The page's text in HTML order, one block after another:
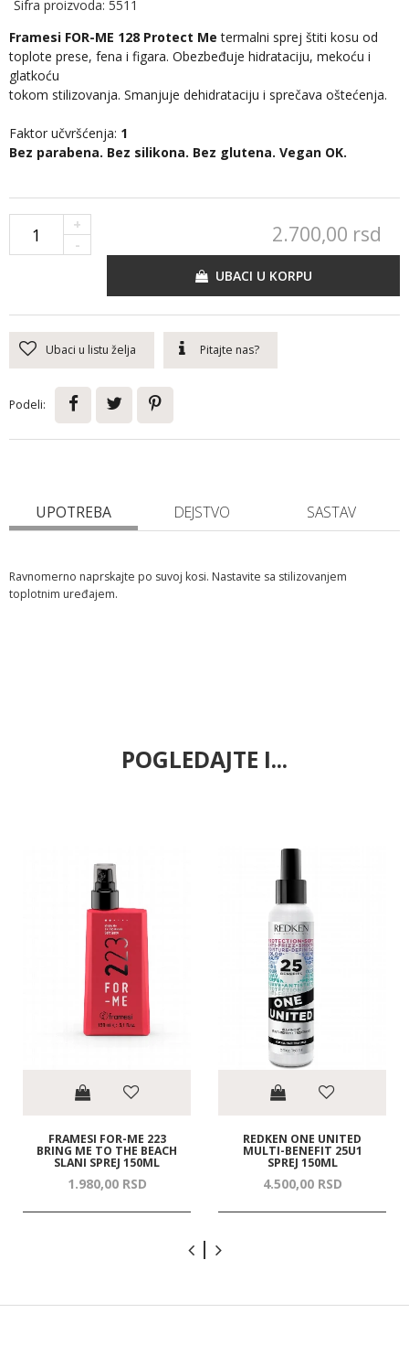
Šifra proizvoda: 5511
Framesi FOR-ME 128 Protect Me termalni sprej štiti kosu od
toplote prese, fena i figara. Obezbeđuje hidrataciju, mekoću i
glatkoću
tokom stilizovanja. Smanjuje dehidrataciju i sprečava oštećenja.
Faktor učvršćenja: 1
Bez parabena. Bez silikona. Bez glutena. Vegan OK.
+
-
2.700,00 rsd
UBACI U KORPU
Ubaci u listu želja Pitajte nas?
Podeli:
UPOTREBA DEJSTVO SASTAV
Ravnomerno naprskajte po suvoj kosi. Nastavite sa stilizovanjem
toplotnim uređajem.
POGLEDAJTE I...
FRAMESI FOR-ME 223
BRING ME TO THE BEACH
SLANI SPREJ 150ML
1.980,00 RSD
REDKEN ONE UNITED
MULTI-BENEFIT 25U1
SPREJ 150ML
4.500,00 RSD